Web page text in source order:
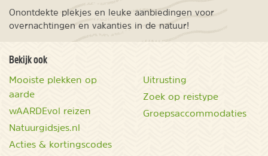
Onontdekte plekjes en leuke aanbiedingen voor
overnachtingen en vakanties in de natuur!
Bekijk ook
Mooiste plekken op
aarde
wAARDEvol reizen
Natuurgidsjes.nl
Acties & kortingscodes
Uitrusting
Zoek op reistype
Groepsaccommodaties